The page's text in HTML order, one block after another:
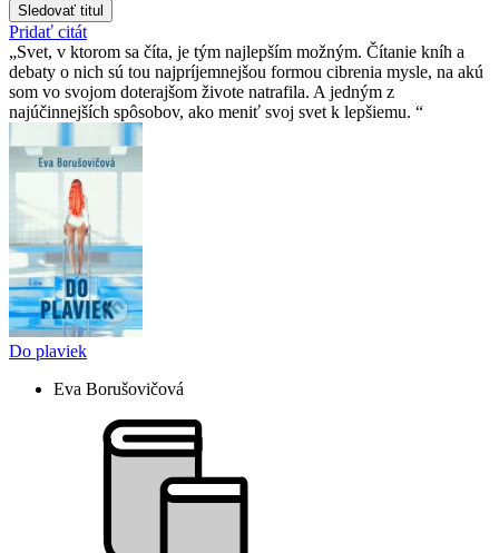
Sledovať titul
Pridať citát
Svet, v ktorom sa číta, je tým najlepším možným. Čítanie kníh a
debaty o nich sú tou najpríjemnejšou formou cibrenia mysle, na akú
som vo svojom doterajšom živote natrafila. A jedným z
najúčinnejších spôsobov, ako meniť svoj svet k lepšiemu.
Do plaviek
Eva Borušovičová